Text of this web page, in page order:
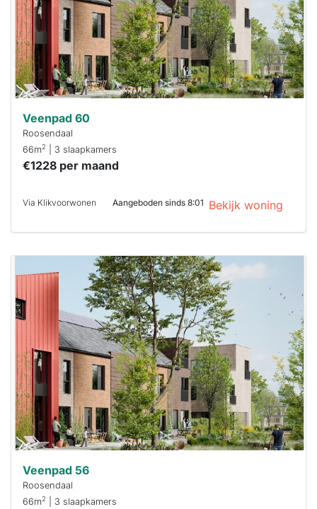
reageren.
Stekkies helpt
je hierbij!
Veenpad 60
Roosendaal
66m2 | 3 slaapkamers
€1228 per maand
Via Klikvoorwonen Aangeboden sinds 8:01 Bekijk woning
Deze woning
waarschijnlijk
al verhuurd
Om kans te
maken moet je
binnen 15
minuten
reageren.
Stekkies helpt
je hierbij!
Veenpad 56
Roosendaal
66m2 | 3 slaapkamers